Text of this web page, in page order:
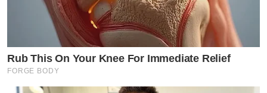
Rub This On Your Knee For Immediate Relief
FORGE BODY